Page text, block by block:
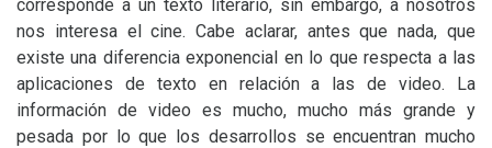
corresponde a un texto literario, sin embargo, a nosotros
nos interesa el cine. Cabe aclarar, antes que nada, que
existe una diferencia exponencial en lo que respecta a las
aplicaciones de texto en relación a las de video. La
información de video es mucho, mucho más grande y
pesada por lo que los desarrollos se encuentran mucho